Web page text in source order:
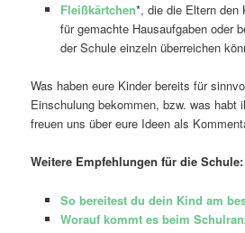
Fleißkärtchen*, die die Eltern den
für gemachte Hausaufgaben oder
der Schule einzeln überreichen
Was haben eure Kinder bereits für
Einschulung bekommen, bzw. was habt
freuen uns über eure Ideen als
Weitere Empfehlungen für die Schule:
So bereitest du dein Kind am
Worauf kommt es beim